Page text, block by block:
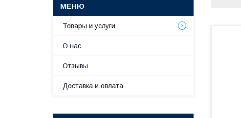
Товары и услуги
О нас
Отзывы
Доставка и оплата